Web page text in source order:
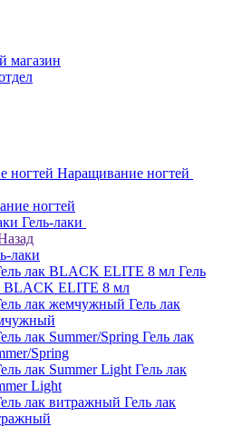
магазин
Наращивание ногтей
ногтей
Гель-лаки
лаки
Гель
BLACK ELITE 8 мл
Гель лак
Гель лак
Spring
Гель лак
Light
Гель лак